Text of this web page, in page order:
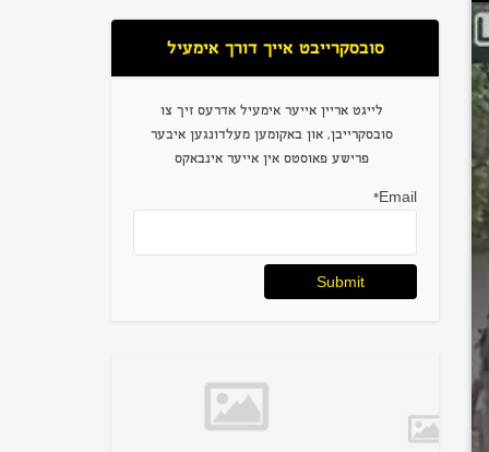
סובסקרייבט אייך דורך אימעיל
לייגט אריין אייער אימעיל אדרעס זיך צו
סובסקרייבן, און באקומען מעלדונגען איבער
פרישע פאוסטס אין אייער אינבאקס
Email*